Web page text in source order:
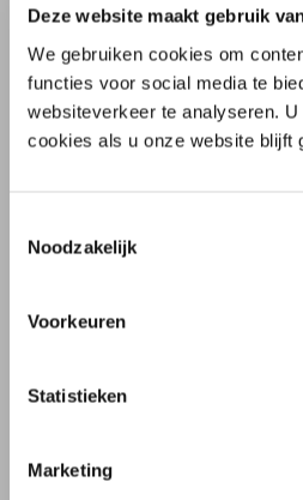
Deze website maakt gebruik
We gebruiken cookies om
functies voor social media te
websiteverkeer te analyseren.
cookies als u onze website blijft
Noodzakelijk
Voorkeuren
Statistieken
Marketing
van Wees over trouwen